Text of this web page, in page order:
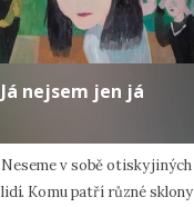
Já nejsem jen já
Neseme v sobě otisky jiných
lidí. Komu patří různé sklony